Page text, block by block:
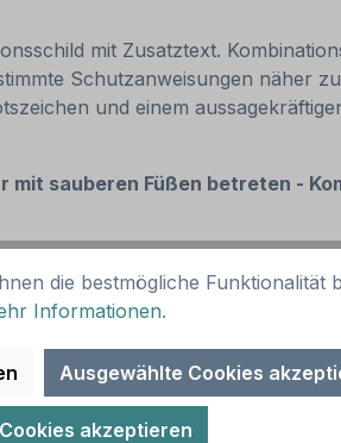
mit Zusatztext.
Schutzanweisungen näher
und einem
sauberen Füßen betreten -
Alternative Ausführungen sind
die bestmögliche Funktionalität
Informationen.
Ausgewählte Cookies
akzeptieren